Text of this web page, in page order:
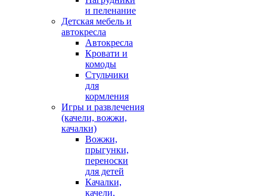
и пеленание
Детская мебель и
автокресла
Автокресла
Кровати и
комоды
Стульчики
для
кормления
Игры и развлечения
(качели, вожжи,
качалки)
Вожжи,
прыгунки,
переноски
для детей
Качалки,
качели,